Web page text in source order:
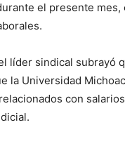
el presente
líder sindical subrayó
la Universidad
con